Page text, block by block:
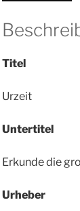
Titel
Urzeit
Untertitel
Erkunde die
Urheber